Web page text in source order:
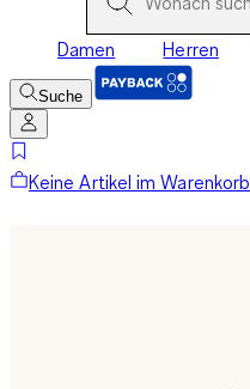
Damen Herren
Suche
Keine Artikel im Warenkorb